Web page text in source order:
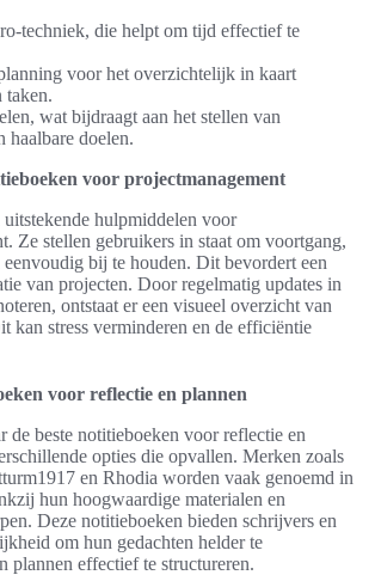
techniek, die helpt om tijd effectief te
voor het overzichtelijk in kaart
taken.
wat bijdraagt aan het stellen van
haalbare doelen.
voor projectmanagement
hulpmiddelen voor
Ze stellen gebruikers in staat om voortgang,
eenvoudig bij te houden. Dit bevordert een
van projecten. Door regelmatig updates in
ontstaat er een visueel overzicht van
kan stress verminderen en de efficiëntie
voor reflectie en plannen
de beste notitieboeken voor reflectie en
opties die opvallen. Merken zoals
en Rhodia worden vaak genoemd in
hun hoogwaardige materialen en
Deze notitieboeken bieden schrijvers en
om hun gedachten helder te
plannen effectief te structureren.